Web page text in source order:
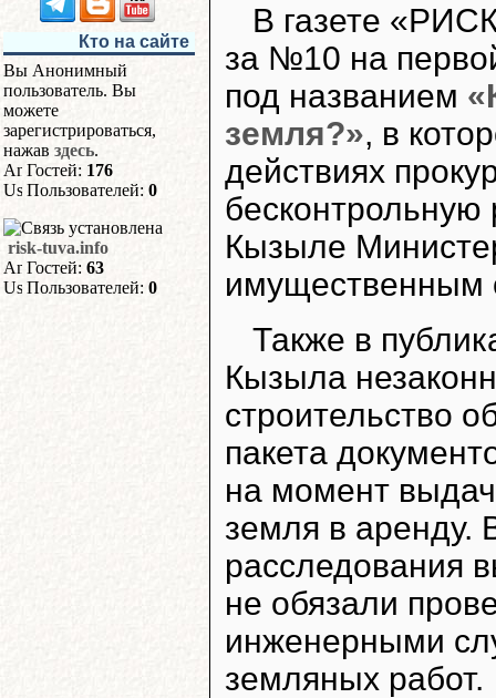
Кто на сайте
Вы Анонимный
пользователь. Вы
можете
зарегистрироваться,
нажав здесь.
Гостей: 176
Пользователей: 0
risk-tuva.info
Гостей: 63
Пользователей: 0
В газете
за №10 на
под названием
земля?», в
действиях
бесконтрольную
Кызыле
имущественным
Также в
Кызыла
строительство
пакета
на момент
земля в аренду.
расследования
не обязали
инженерными
земляных работ.